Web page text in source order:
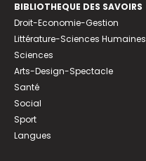
BIBLIOTHEQUE DES SAVOIRS
Droit-Economie-Gestion
Littérature-Sciences Humaines
Sciences
Arts-Design-Spectacle
Santé
Social
Sport
Langues